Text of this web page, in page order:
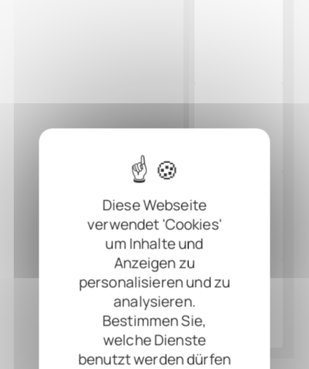
Diese Webseite
verwendet 'Cookies'
um Inhalte und
Anzeigen zu
personalisieren und zu
analysieren.
Bestimmen Sie,
welche Dienste
benutzt werden dürfen